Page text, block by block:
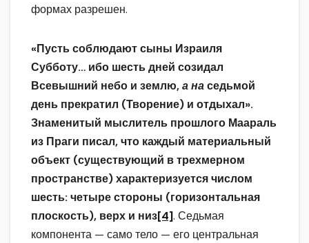
формах разрешен.
«Пусть соблюдают сыны Израиля
Субботу… ибо шесть дней созидал
Всевышний небо и землю,а наседьмой
день прекратил (Творение) и отдыхал».
Знаменитый мыслитель прошлого Маараль
из Праги писал, что каждый материальный
объект (существующий в трехмерном
пространстве) характеризуется числом
шесть: четыре стороны (горизонтальная
плоскость), верх и низ[4]. Седьмая
компонента — само тело — его центральная